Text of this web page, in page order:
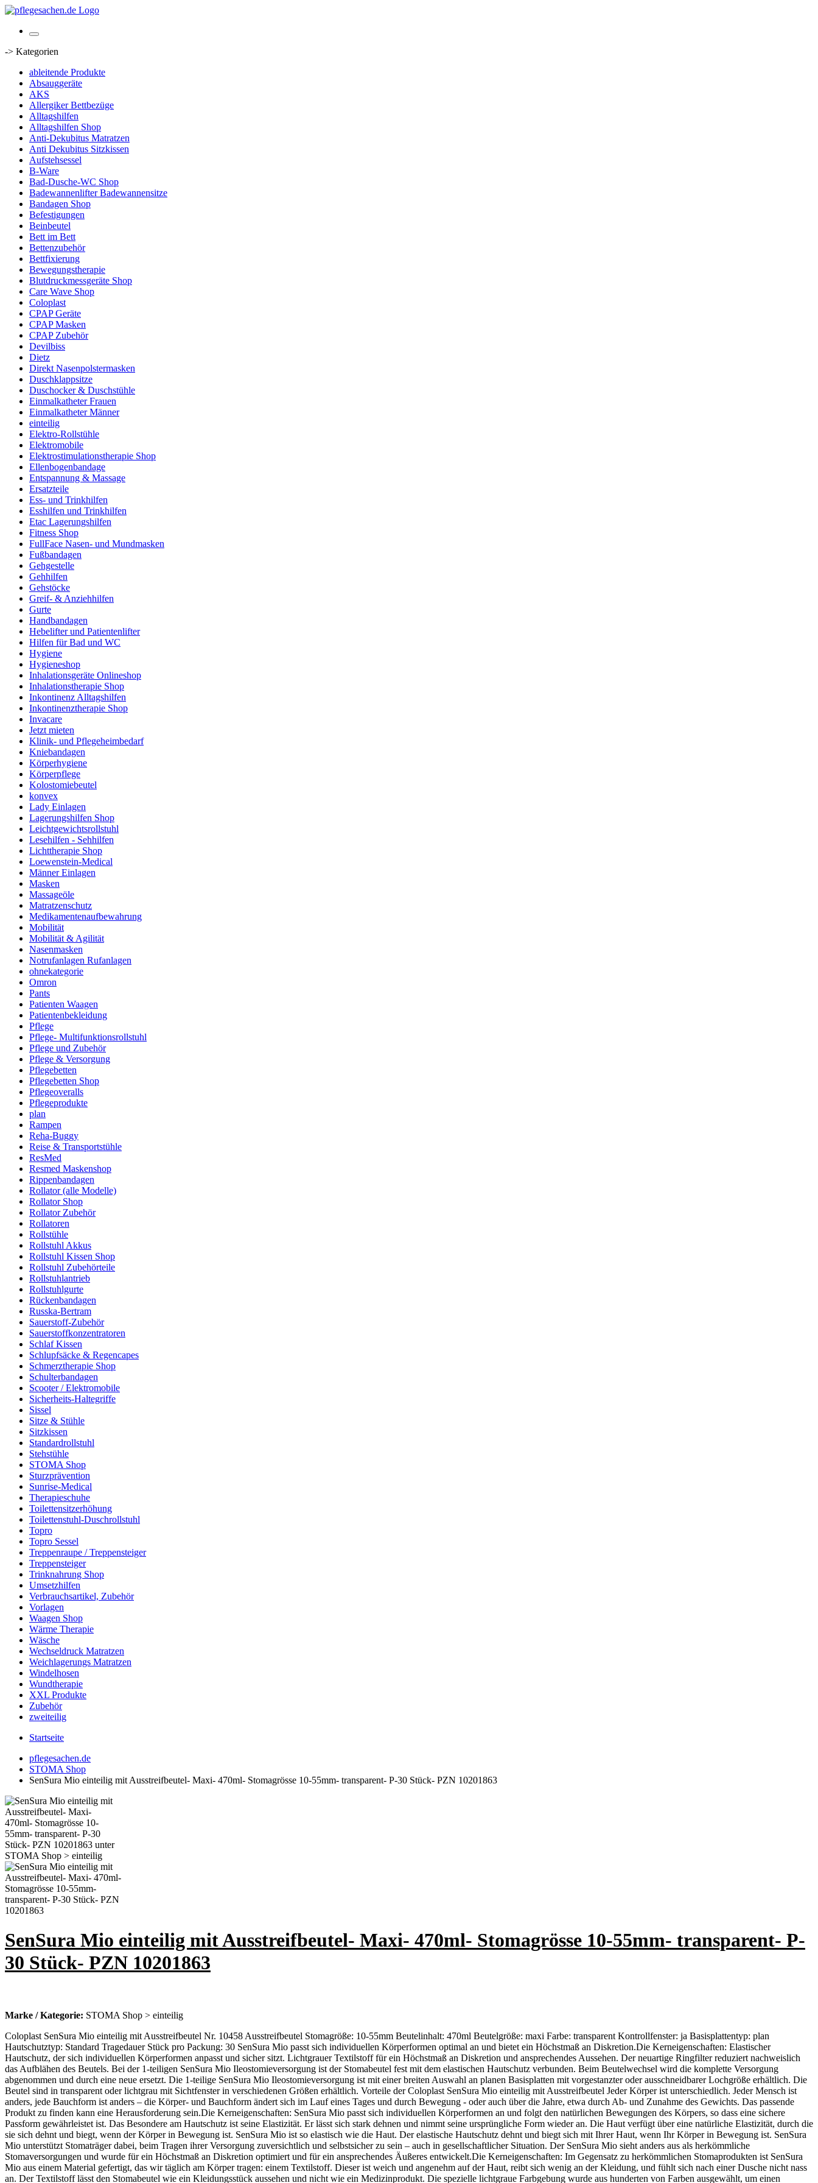
-> Kategorien
ableitende Produkte
Absauggeräte
AKS
Allergiker Bettbezüge
Alltagshilfen
Alltagshilfen Shop
Anti-Dekubitus Matratzen
Anti Dekubitus Sitzkissen
Aufstehsessel
B-Ware
Bad-Dusche-WC Shop
Badewannenlifter Badewannensitze
Bandagen Shop
Befestigungen
Beinbeutel
Bett im Bett
Bettenzubehör
Bettfixierung
Bewegungstherapie
Blutdruckmessgeräte Shop
Care Wave Shop
Coloplast
CPAP Geräte
CPAP Masken
CPAP Zubehör
Devilbiss
Dietz
Direkt Nasenpolstermasken
Duschklappsitze
Duschocker & Duschstühle
Einmalkatheter Frauen
Einmalkatheter Männer
einteilig
Elektro-Rollstühle
Elektromobile
Elektrostimulationstherapie Shop
Ellenbogenbandage
Entspannung & Massage
Ersatzteile
Ess- und Trinkhilfen
Esshilfen und Trinkhilfen
Etac Lagerungshilfen
Fitness Shop
FullFace Nasen- und Mundmasken
Fußbandagen
Gehgestelle
Gehhilfen
Gehstöcke
Greif- & Anziehhilfen
Gurte
Handbandagen
Hebelifter und Patientenlifter
Hilfen für Bad und WC
Hygiene
Hygieneshop
Inhalationsgeräte Onlineshop
Inhalationstherapie Shop
Inkontinenz Alltagshilfen
Inkontinenztherapie Shop
Invacare
Jetzt mieten
Klinik- und Pflegeheimbedarf
Kniebandagen
Körperhygiene
Körperpflege
Kolostomiebeutel
konvex
Lady Einlagen
Lagerungshilfen Shop
Leichtgewichtsrollstuhl
Lesehilfen - Sehhilfen
Lichttherapie Shop
Loewenstein-Medical
Männer Einlagen
Masken
Massageöle
Matratzenschutz
Medikamentenaufbewahrung
Mobilität
Mobilität & Agilität
Nasenmasken
Notrufanlagen Rufanlagen
ohnekategorie
Omron
Pants
Patienten Waagen
Patientenbekleidung
Pflege
Pflege- Multifunktionsrollstuhl
Pflege und Zubehör
Pflege & Versorgung
Pflegebetten
Pflegebetten Shop
Pflegeoveralls
Pflegeprodukte
plan
Rampen
Reha-Buggy
Reise & Transportstühle
ResMed
Resmed Maskenshop
Rippenbandagen
Rollator (alle Modelle)
Rollator Shop
Rollator Zubehör
Rollatoren
Rollstühle
Rollstuhl Akkus
Rollstuhl Kissen Shop
Rollstuhl Zubehörteile
Rollstuhlantrieb
Rollstuhlgurte
Rückenbandagen
Russka-Bertram
Sauerstoff-Zubehör
Sauerstoffkonzentratoren
Schlaf Kissen
Schlupfsäcke & Regencapes
Schmerztherapie Shop
Schulterbandagen
Scooter / Elektromobile
Sicherheits-Haltegriffe
Sissel
Sitze & Stühle
Sitzkissen
Standardrollstuhl
Stehstühle
STOMA Shop
Sturzprävention
Sunrise-Medical
Therapieschuhe
Toilettensitzerhöhung
Toilettenstuhl-Duschrollstuhl
Topro
Topro Sessel
Treppenraupe / Treppensteiger
Treppensteiger
Trinknahrung Shop
Umsetzhilfen
Verbrauchsartikel, Zubehör
Vorlagen
Waagen Shop
Wärme Therapie
Wäsche
Wechseldruck Matratzen
Weichlagerungs Matratzen
Windelhosen
Wundtherapie
XXL Produkte
Zubehör
zweiteilig
Startseite
pflegesachen.de
STOMA Shop
SenSura Mio einteilig mit Ausstreifbeutel- Maxi- 470ml- Stomagrösse 10-55mm- transparent- P-30 Stück- PZN 10201863
SenSura Mio einteilig mit Ausstreifbeutel- Maxi- 470ml- Stomagrösse 10-55mm- transparent- P-
30 Stück- PZN 10201863
Marke / Kategorie: STOMA Shop > einteilig
Coloplast SenSura Mio einteilig mit Ausstreifbeutel Nr. 10458 Ausstreifbeutel Stomagröße: 10-55mm Beutelinhalt: 470ml Beutelgröße: maxi Farbe: transparent Kontrollfenster: ja Basisplattentyp: plan
Hautschutztyp: Standard Tragedauer Stück pro Packung: 30 SenSura Mio passt sich individuellen Körperformen optimal an und bietet ein Höchstmaß an Diskretion.Die Kerneigenschaften: Elastischer
Hautschutz, der sich individuellen Körperformen anpasst und sicher sitzt. Lichtgrauer Textilstoff für ein Höchstmaß an Diskretion und ansprechendes Aussehen. Der neuartige Ringfilter reduziert nachweislich
das Aufblähen des Beutels. Bei der 1-teiligen SenSura Mio Ileostomieversorgung ist der Stomabeutel fest mit dem elastischen Hautschutz verbunden. Beim Beutelwechsel wird die komplette Versorgung
abgenommen und durch eine neue ersetzt. Die 1-teilige SenSura Mio Ileostomieversorgung ist mit einer breiten Auswahl an planen Basisplatten mit vorgestanzter oder ausschneidbarer Lochgröße erhältlich. Die
Beutel sind in transparent oder lichtgrau mit Sichtfenster in verschiedenen Größen erhältlich. Vorteile der Coloplast SenSura Mio einteilig mit Ausstreifbeutel Jeder Körper ist unterschiedlich. Jeder Mensch ist
anders, jede Bauchform ist anders – die Körper- und Bauchform ändert sich im Lauf eines Tages und durch Bewegung - oder auch über die Jahre, etwa durch Ab- und Zunahme des Gewichts. Das passende
Produkt zu finden kann eine Herausforderung sein.Die Kerneigenschaften: SenSura Mio passt sich individuellen Körperformen an und folgt den natürlichen Bewegungen des Körpers, so dass eine sichere
Passform gewährleistet ist. Das Besondere am Hautschutz ist seine Elastizität. Er lässt sich stark dehnen und nimmt seine ursprüngliche Form wieder an. Die Haut verfügt über eine natürliche Elastizität, durch die
sie sich dehnt und biegt, wenn der Körper in Bewegung ist. SenSura Mio ist so elastisch wie die Haut. Der elastische Hautschutz dehnt und biegt sich mit Ihrer Haut, wenn Ihr Körper in Bewegung ist. SenSura
Mio unterstützt Stomaträger dabei, beim Tragen ihrer Versorgung zuversichtlich und selbstsicher zu sein – auch in gesellschaftlicher Situation. Der SenSura Mio sieht anders aus als herkömmliche
Stomaversorgungen und wurde für ein Höchstmaß an Diskretion optimiert und für ein ansprechendes Äußeres entwickelt.Die Kerneigenschaften: Im Gegensatz zu herkömmlichen Stomaprodukten ist SenSura
Mio aus einem Material gefertigt, das wir täglich am Körper tragen: einem Textilstoff. Dieser ist weich und angenehm auf der Haut, reibt sich wenig an der Kleidung, und fühlt sich nach einer Dusche nicht nass
an. Der Textilstoff lässt den Stomabeutel wie ein Kleidungsstück aussehen und nicht wie ein Medizinprodukt. Die spezielle lichtgraue Farbgebung wurde aus hunderten von Farben ausgewählt, um einen